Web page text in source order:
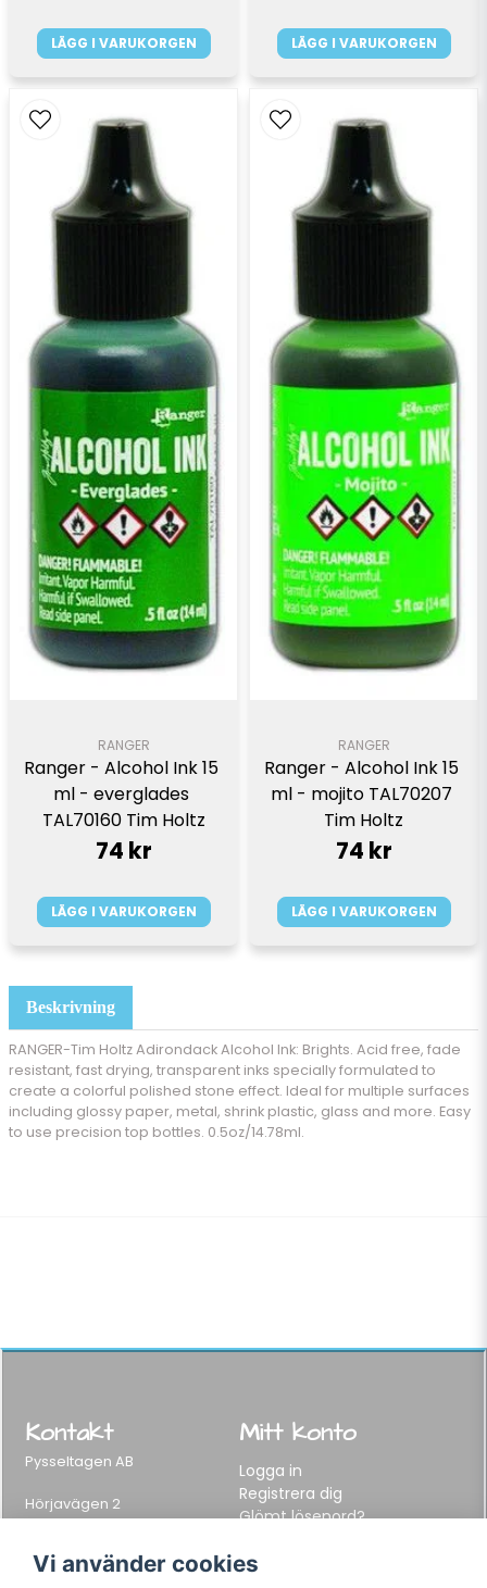
Beskrivning
RANGER-Tim Holtz Adirondack Alcohol Ink: Brights. Acid free, fade
resistant, fast drying, transparent inks specially formulated to
create a colorful polished stone effect. Ideal for multiple surfaces
including glossy paper, metal, shrink plastic, glass and more. Easy
to use precision top bottles. 0.5oz/14.78ml.
LÄGG I VARUKORGEN LÄGG I VARUKORGEN
RANGER
Ranger - Alcohol Ink 15
ml - everglades
TAL70160 Tim Holtz
74 kr
LÄGG I VARUKORGEN
RANGER
Ranger - Alcohol Ink 15
ml - mojito TAL70207
Tim Holtz
74 kr
LÄGG I VARUKORGEN
Kontakt
Pysseltagen AB
Hörjavägen 2
282 34 Tyringe, Sweden
E-post:info@pysseltagen.se
Mitt konto
Logga in
Registrera dig
Glömt lösenord?
Vi använder cookies